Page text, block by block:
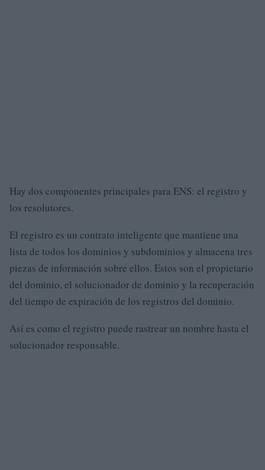
Hay dos componentes principales para ENS: el registro y
los resolutores.
El registro es un contrato inteligente que mantiene una
lista de todos los dominios y subdominios y almacena tres
piezas de información sobre ellos. Estos son el propietario
del dominio, el solucionador de dominio y la recuperación
del tiempo de expiración de los registros del dominio.
Así es como el registro puede rastrear un nombre hasta el
solucionador responsable.